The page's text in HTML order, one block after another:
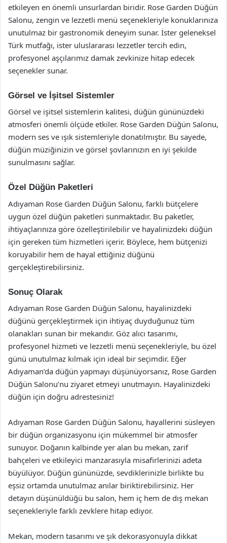
etkileyen en önemli unsurlardan biridir. Rose Garden Düğün
Salonu, zengin ve lezzetli menü seçenekleriyle konuklarınıza
unutulmaz bir gastronomik deneyim sunar. İster geleneksel
Türk mutfağı, ister uluslararası lezzetler tercih edin,
profesyonel aşçılarımız damak zevkinize hitap edecek
seçenekler sunar.
Görsel ve İşitsel Sistemler
Görsel ve işitsel sistemlerin kalitesi, düğün gününüzdeki
atmosferi önemli ölçüde etkiler. Rose Garden Düğün Salonu,
modern ses ve ışık sistemleriyle donatılmıştır. Bu sayede,
düğün müziğinizin ve görsel şovlarınızın en iyi şekilde
sunulmasını sağlar.
Özel Düğün Paketleri
Adıyaman Rose Garden Düğün Salonu, farklı bütçelere
uygun özel düğün paketleri sunmaktadır. Bu paketler,
ihtiyaçlarınıza göre özelleştirilebilir ve hayalinizdeki düğün
için gereken tüm hizmetleri içerir. Böylece, hem bütçenizi
koruyabilir hem de hayal ettiğiniz düğünü
gerçekleştirebilirsiniz.
Sonuç Olarak
Adıyaman Rose Garden Düğün Salonu, hayalinizdeki
düğünü gerçekleştirmek için ihtiyaç duyduğunuz tüm
olanakları sunan bir mekandır. Göz alıcı tasarımı,
profesyonel hizmeti ve lezzetli menü seçenekleriyle, bu özel
günü unutulmaz kılmak için ideal bir seçimdir. Eğer
Adıyaman’da düğün yapmayı düşünüyorsanız, Rose Garden
Düğün Salonu’nu ziyaret etmeyi unutmayın. Hayalinizdeki
düğün için doğru adrestesiniz!
Adıyaman Rose Garden Düğün Salonu, hayallerini süsleyen
bir düğün organizasyonu için mükemmel bir atmosfer
sunuyor. Doğanın kalbinde yer alan bu mekan, zarif
bahçeleri ve etkileyici manzarasıyla misafirlerinizi adeta
büyülüyor. Düğün gününüzde, sevdiklerinizle birlikte bu
eşsiz ortamda unutulmaz anılar biriktirebilirsiniz. Her
detayın düşünüldüğü bu salon, hem iç hem de dış mekan
seçenekleriyle farklı zevklere hitap ediyor.
Mekan, modern tasarımı ve şık dekorasyonuyla dikkat